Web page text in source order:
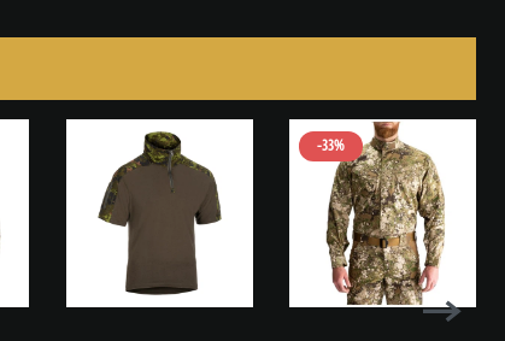
-33%